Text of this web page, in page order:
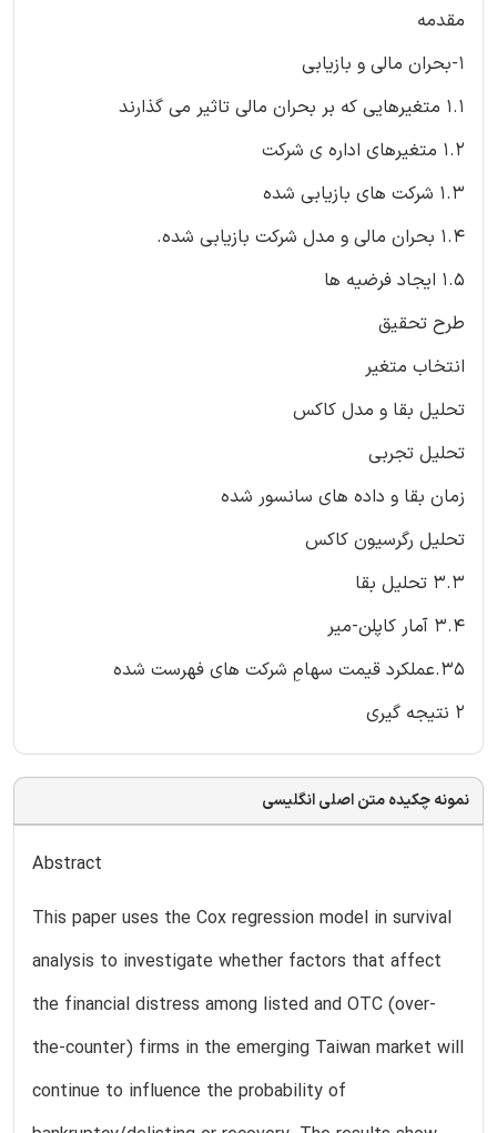
مقدمه
1-بحران مالی و بازیابی
1.1 متغیرهایی که بر بحران مالی تاثیر می گذارند
1.2 متغیرهای اداره ی شرکت
1.3 شرکت های بازیابی شده
1.4 بحران مالی و مدل شرکت بازیابی شده.
1.5 ایجاد فرضیه ها
طرح تحقیق
انتخاب متغیر
تحلیل بقا و مدل کاکس
تحلیل تجربی
زمان بقا و داده های سانسور شده
تحلیل رگرسیون کاکس
3.3 تحلیل بقا
3.4 آمار کاپلن-میر
35.عملکرد قیمت سهامِ شرکت های فهرست شده
2 نتیجه گیری
نمونه چکیده متن اصلی انگلیسی
Abstract
This paper uses the Cox regression model in survival
analysis to investigate whether factors that affect
the financial distress among listed and OTC (over-
the-counter) firms in the emerging Taiwan market will
continue to influence the probability of